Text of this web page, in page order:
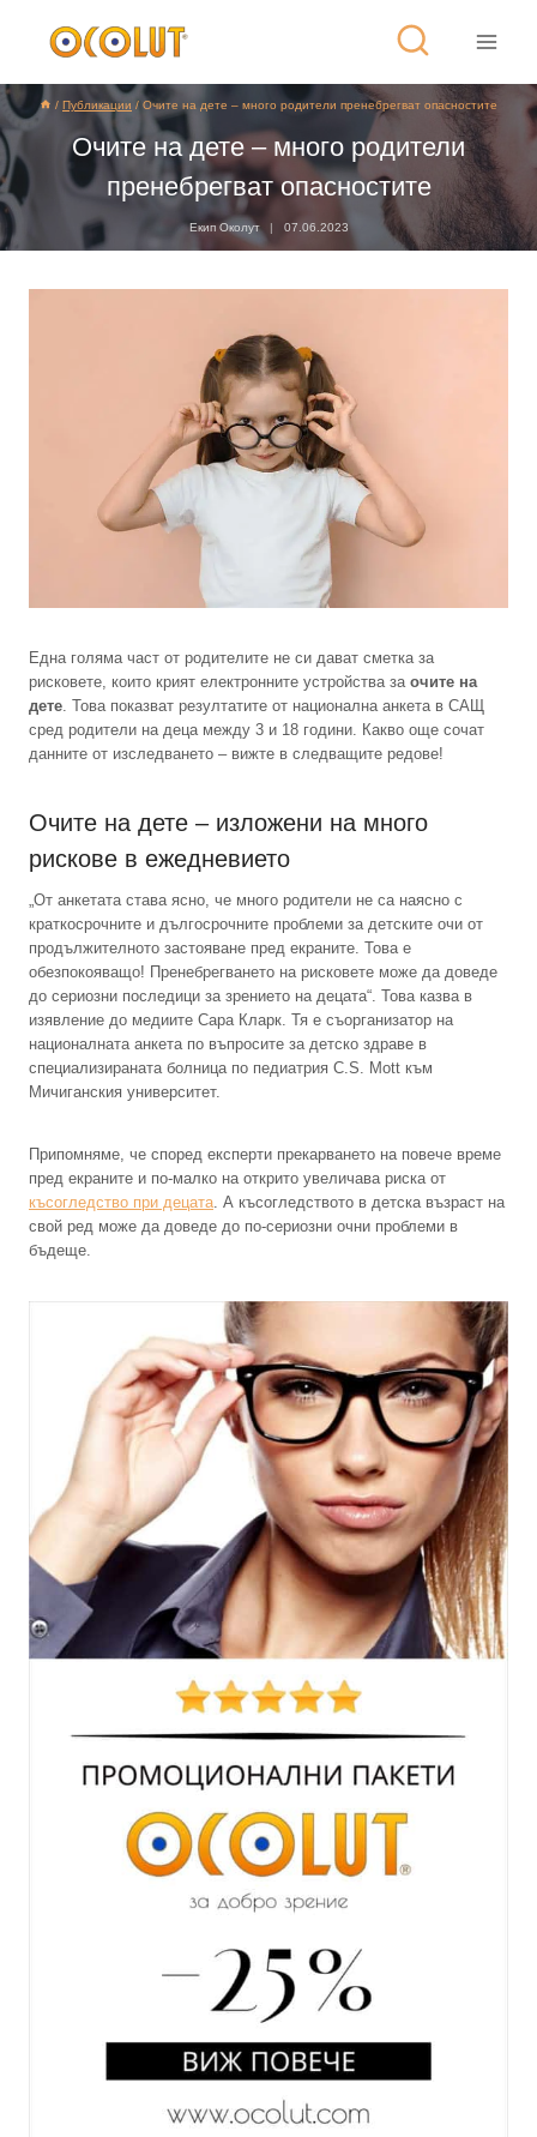
/ Публикации / Очите на дете – много родители пренебрегват опасностите
Очите на дете – много родители
пренебрегват опасностите
Екип Околут 07.06.2023
Една голяма част от родителите не си дават сметка за
рисковете, които крият електронните устройства за очите на
дете. Това показват резултатите от национална анкета в САЩ
сред родители на деца между 3 и 18 години. Какво още сочат
данните от изследването – вижте в следващите редове!
Очите на дете – изложени на много
рискове в ежедневието
„От анкетата става ясно, че много родители не са наясно с
краткосрочните и дългосрочните проблеми за детските очи от
продължителното застояване пред екраните. Това е
обезпокояващо! Пренебрегването на рисковете може да доведе
до сериозни последици за зрението на децата“. Това казва в
изявление до медиите Сара Кларк. Тя е съорганизатор на
националната анкета по въпросите за детско здраве в
специализираната болница по педиатрия C.S. Mott към
Мичиганския университет.
Припомняме, че според експерти прекарването на повече време
пред екраните и по-малко на открито увеличава риска от
късогледство при децата. А късогледството в детска възраст на
свой ред може да доведе до по-сериозни очни проблеми в
бъдеще.